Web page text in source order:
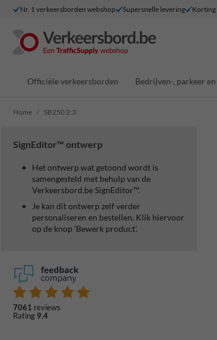
Nr. 1 verkeersborden webshop Supersnelle levering Korting
Officiële verkeersborden Bedrijven-, parkeer
Home SB250 2:3
SignEditor™ ontwerp
Het ontwerp wat getoond wordt is
samengesteld met behulp van de
Verkeersbord.be SignEditor™.
Je kan dit ontwerp zelf verder
personaliseren en bestellen. Klik hiervoor
op de knop 'Bewerk product'.
7061 reviews
Rating 9.4